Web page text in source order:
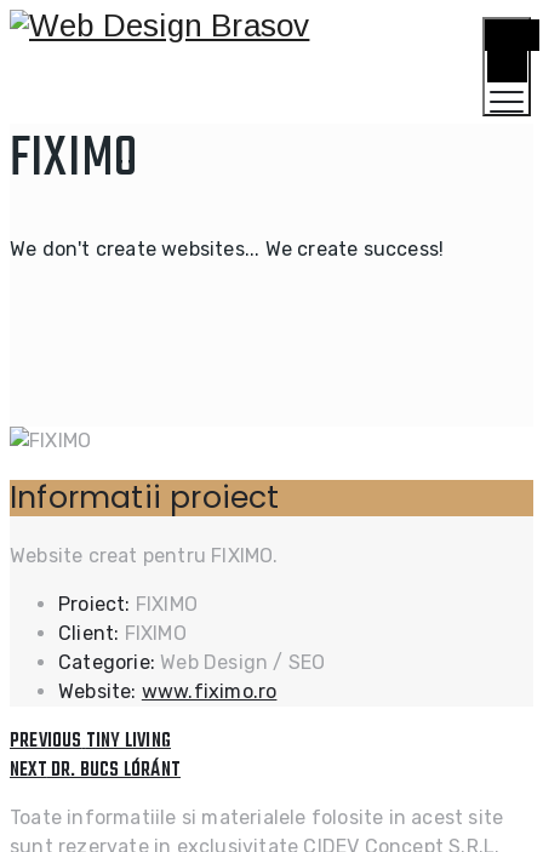
FIXIMO
We don't create websites... We create success!
Informatii proiect
Website creat pentru FIXIMO.
Proiect: FIXIMO
Client: FIXIMO
Categorie: Web Design / SEO
Website: www.fiximo.ro
Post
navigation
PREVIOUSPREVIOUS
POST:
TINY LIVING
NEXTNEXT
POST:
DR. BUCS LÓRÁNT
Toate informatiile si materialele folosite in acest site
sunt rezervate in exclusivitate CIDEV Concept S.R.L.